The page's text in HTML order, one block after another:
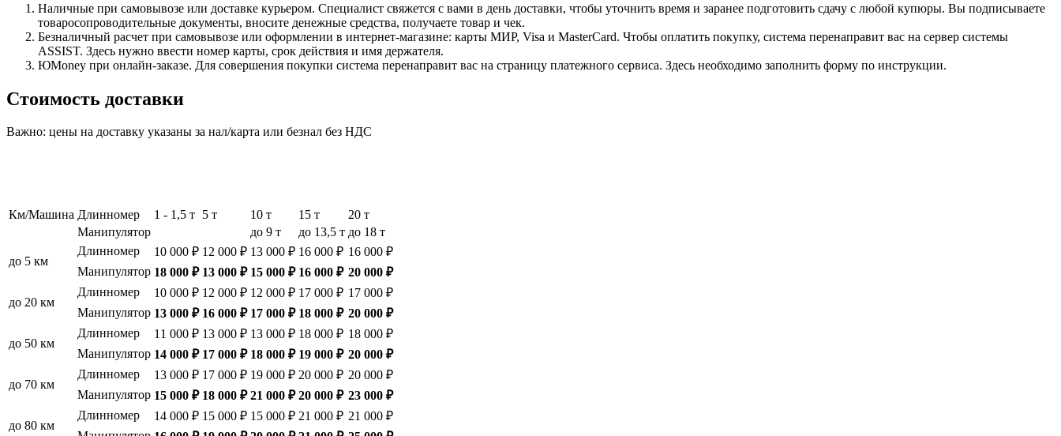
Наличные при самовывозе или доставке курьером. Специалист свяжется с вами в день доставки, чтобы уточнить время и заранее подготовить сдачу с любой купюры. Вы подписываете
товаросопроводительные документы, вносите денежные средства, получаете товар и чек.
Безналичный расчет при самовывозе или оформлении в интернет-магазине: карты МИР, Visa и MasterCard. Чтобы оплатить покупку, система перенаправит вас на сервер системы
ASSIST. Здесь нужно ввести номер карты, срок действия и имя держателя.
ЮMoney при онлайн-заказе. Для совершения покупки система перенаправит вас на страницу платежного сервиса. Здесь необходимо заполнить форму по инструкции.
Стоимость доставки
Важно: цены на доставку указаны за нал/карта или безнал без НДС
Км/Машина Длинномер 1 - 1,5 т 5 т 10 т 15 т
20 т
Манипулятор
до 9 т до 13,5 т до 18 т
до 5 км
Длинномер 10 000 ₽ 12 000 ₽ 13 000 ₽ 16 000 ₽ 16 000 ₽
Манипулятор 18 000 ₽ 13 000 ₽ 15 000 ₽ 16 000 ₽ 20 000 ₽
до 20 км
Длинномер 10 000 ₽ 12 000 ₽ 12 000 ₽ 17 000 ₽ 17 000 ₽
Манипулятор 13 000 ₽ 16 000 ₽ 17 000 ₽ 18 000 ₽ 20 000 ₽
до 50 км
Длинномер 11 000 ₽ 13 000 ₽ 13 000 ₽ 18 000 ₽ 18 000 ₽
Манипулятор 14 000 ₽ 17 000 ₽ 18 000 ₽ 19 000 ₽ 20 000 ₽
до 70 км
Длинномер 13 000 ₽ 17 000 ₽ 19 000 ₽ 20 000 ₽ 20 000 ₽
Манипулятор 15 000 ₽ 18 000 ₽ 21 000 ₽ 20 000 ₽ 23 000 ₽
до 80 км
Длинномер 14 000 ₽ 15 000 ₽ 15 000 ₽ 21 000 ₽ 21 000 ₽